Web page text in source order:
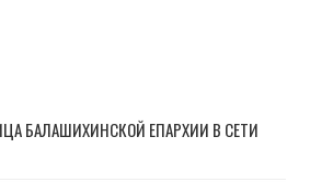
БАЛАШИХИНСКОЙ ЕПАРХИИ В СЕТИ